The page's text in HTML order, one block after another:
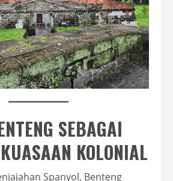
SEBAGAI
KOLONIAL
Spanyol, Benteng